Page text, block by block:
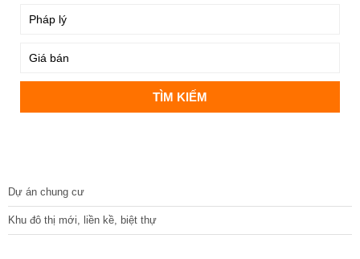
Dự án chung cư
Khu đô thị mới, liền kề, biệt thự